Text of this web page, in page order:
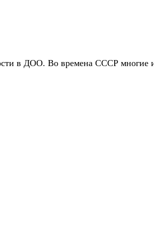
в ДОО. Во времена СССР многие